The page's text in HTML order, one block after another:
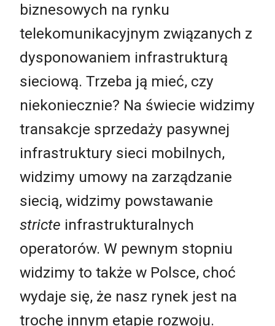
biznesowych na rynku
telekomunikacyjnym związanych z
dysponowaniem infrastrukturą
sieciową. Trzeba ją mieć, czy
niekoniecznie? Na świecie widzimy
transakcje sprzedaży pasywnej
infrastruktury sieci mobilnych,
widzimy umowy na zarządzanie
siecią, widzimy powstawanie
stricte infrastrukturalnych
operatorów. W pewnym stopniu
widzimy to także w Polsce, choć
wydaje się, że nasz rynek jest na
trochę innym etapie rozwoju.